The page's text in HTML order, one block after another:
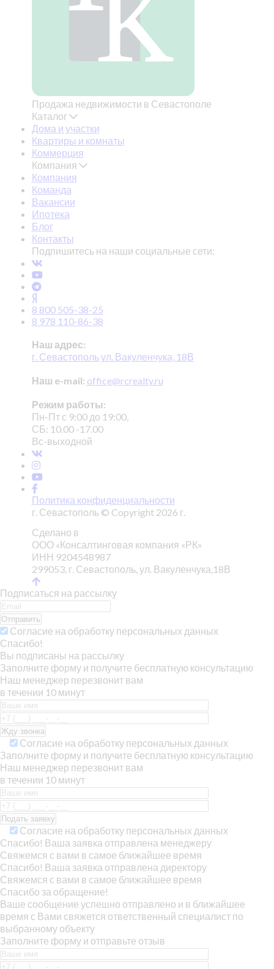
Продажа недвижимости в Севастополе
Каталог
Дома и участки
Квартиры и комнаты
Коммерция
Компания
Компания
Команда
Вакансии
Ипотека
Блог
Контакты
Подпишитесь на наши социальные сети:
8 800 505-38-25
8 978 110-86-38
Наш адрес:
г. Севастополь ул. Вакуленчука, 18В
Наш e-mail: office@rcrealty.ru
Режим работы:
Пн-Пт с 9:00 до 19:00,
СБ: 10.00 -17.00
Вс-выходной
Политика конфиденциальности
г. Севастополь © Copyright 2026 г.
Сделано в
ООО «Консалтинговая компания «РК»
ИНН 9204548987
299053, г. Севастополь, ул. Вакуленчука,18В
Подписаться на рассылку
Отправить
Согласие на обработку персональных данных
Спасибо!
Вы подписаны на рассылку
Заполните форму и получите бесплатную консультацию
Наш менеджер перезвонит вам
в течении 10 минут
Согласие на обработку персональных данных
Заполните форму и получите бесплатную консультацию
Наш менеджер перезвонит вам
в течении 10 минут
Согласие на обработку персональных данных
Спасибо! Ваша заявка отправлена менеджеру
Свяжемся с вами в самое ближайшее время
Спасибо! Ваша заявка отправлена директору
Свяжемся с вами в самое ближайшее время
Спасибо за обращение!
Ваше сообщение успешно отправлено и в ближайшее
время с Вами свяжется ответственный специалист по
выбранному объекту
Заполните форму и отправьте отзыв